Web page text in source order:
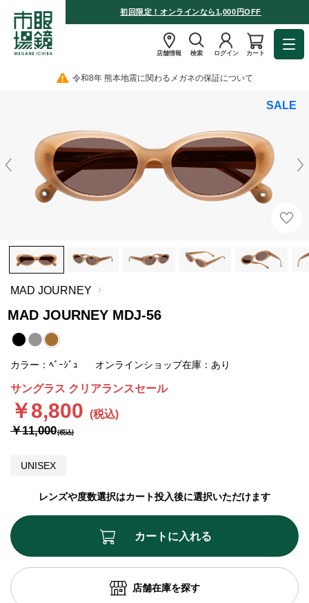
初回限定！オンラインなら1,000円OFF
店舗情報 検索 ログイン カート
令和8年 熊本地震に関わるメガネの保証について
SALE
MAD JOURNEY
MAD JOURNEY MDJ-56
UNISEX
カラー：ﾍﾞｰｼﾞｭ オンラインショップ在庫：あり
レンズや度数選択はカート投入後に選択いただけます
サングラス クリアランスセール
￥8,800
￥11,000
カートに入れる
店舗在庫を探す